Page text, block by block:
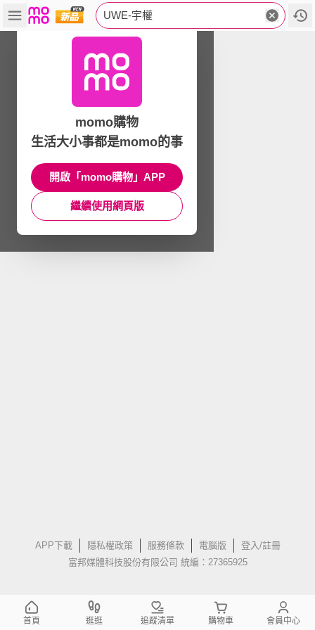
UWE-宇權
APP下載 隱私權政策 服務條款 電腦版
登入/註冊
富邦媒體科技股份有限公司 統編：27365925
momo購物
生活大小事都是momo的事
開啟「momo購物」APP
繼續使用網頁版
首頁 逛逛 追蹤清單 購物車 會員中心